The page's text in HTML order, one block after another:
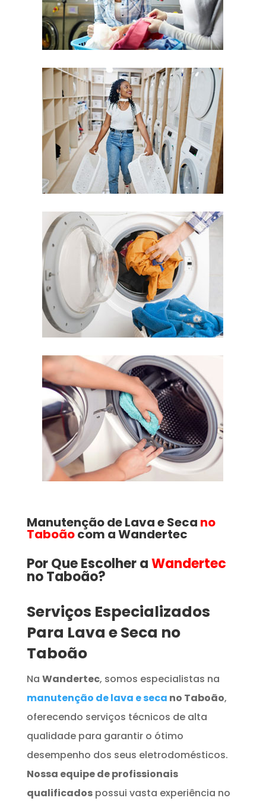
Manutenção de Lava e Seca no
Taboãocom a Wandertec
Por Que Escolher aWandertec
no Taboão​​​?
Serviços Especializados
Para Lava e Seca no
Taboão
Na Wandertec, somos especialistas na
manutenção de lava e seca no Taboão,
oferecendo serviços técnicos de alta
qualidade para garantir o ótimo
desempenho dos seus eletrodomésticos.
Nossa equipe de profissionais
qualificadospossui vasta experiência no